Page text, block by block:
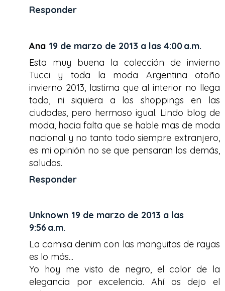
Responder
Ana 19 de marzo de 2013 a las 4:00 a.m.
Esta muy buena la colección de invierno
Tucci y toda la moda Argentina otoño
invierno 2013, lastima que al interior no llega
todo, ni siquiera a los shoppings en las
ciudades, pero hermoso igual. Lindo blog de
moda, hacia falta que se hable mas de moda
nacional y no tanto todo siempre extranjero,
es mi opinión no se que pensaran los demás,
saludos.
Responder
Unknown 19 de marzo de 2013 a las
9:56 a.m.
La camisa denim con las manguitas de rayas
es lo más...
Yo hoy me visto de negro, el color de la
elegancia por excelencia. Ahí os dejo el